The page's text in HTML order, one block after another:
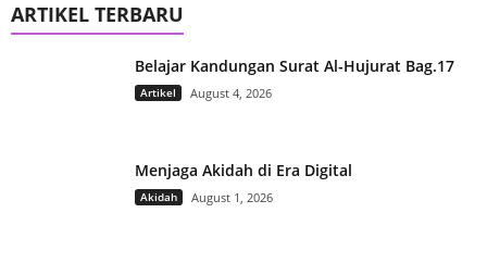
ARTIKEL TERBARU
Belajar Kandungan Surat Al-Hujurat Bag.17
Artikel August 4, 2026
Menjaga Akidah di Era Digital
Akidah August 1, 2026